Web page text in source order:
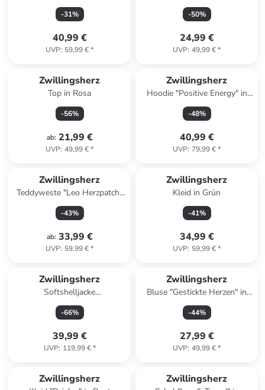
-31%
40,99 €
UVP: 59,99 €*
-50%
24,99 €
UVP: 49,99 €*
Zwillingsherz
Top in Rosa
-56%
ab: 21,99 €
UVP: 49,99 €*
Zwillingsherz
Hoodie "Positive Energy" in
Gelb
-48%
40,99 €
UVP: 79,99 €*
Zwillingsherz
Teddyweste "Leo Herzpatch"
in Beige
-43%
ab: 33,99 €
UVP: 59,99 €*
Zwillingsherz
Kleid in Grün
-41%
34,99 €
UVP: 59,99 €*
Zwillingsherz
Softshelljacke
"Glücksmomente" in
Dunkelblau/ Pink
-66%
39,99 €
UVP: 119,99 €*
Zwillingsherz
Bluse "Gestickte Herzen" in
Dunkelblau
-44%
27,99 €
UVP: 49,99 €*
Zwillingsherz Zwillingsherz